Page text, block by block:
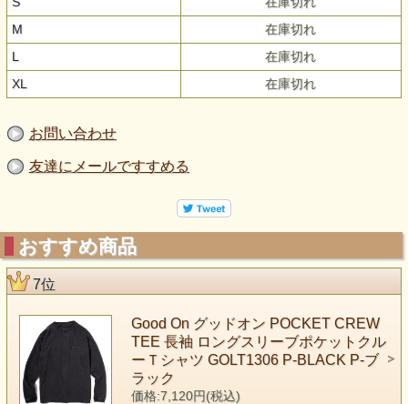
M
在庫切れ
L
在庫切れ
XL
在庫切れ
お問い合わせ
友達にメールですすめる
おすすめ商品
7位
Good On グッドオン POCKET CREW
TEE 長袖 ロングスリーブポケットクル
ーＴシャツ GOLT1306 P-BLACK P-ブ
ラック
価格:7,120円(税込)